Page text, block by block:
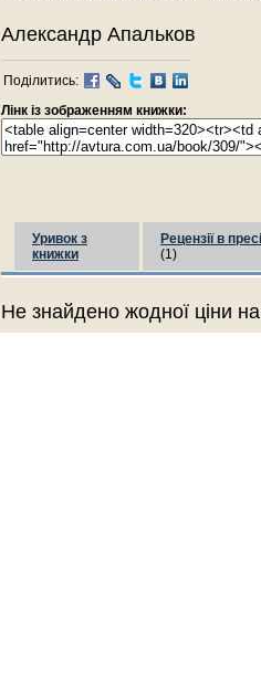
Александр Апальков
Поділитись:
Лінк із зображенням книжки:
Уривок з
книжки
Рецензії в пресі
(1)
Не знайдено жодної ціни